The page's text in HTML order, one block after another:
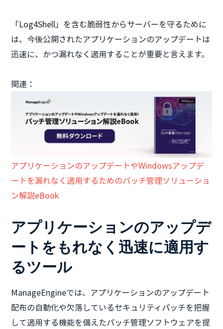
「Log4Shell」を含む脆弱性からサーバーを守るために
は、今後公開されたアプリケーションのアップデートは
迅速に、かつ漏れなく適用することが重要と言えます。
関連：
アプリケーションのアップデートやWindowsアップデ
ートを漏れなく適用するためのパッチ管理ソリューショ
ン解説eBook
アプリケーションのアップデ
ートをもれなく迅速に適用す
るツール
ManageEngineでは、アプリケーションのアップデート
配布の自動化や欠落しているセキュリティパッチを把握
して適用する機能を備えたパッチ管理ソフトウェアを提